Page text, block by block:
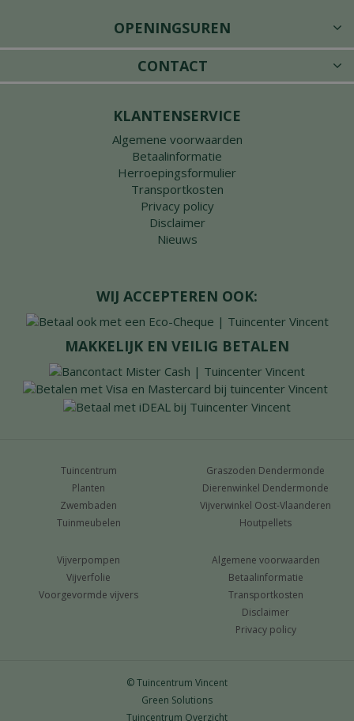
OPENINGSUREN
CONTACT
KLANTENSERVICE
Algemene voorwaarden
Betaalinformatie
Herroepingsformulier
Transportkosten
Privacy policy
Disclaimer
Nieuws
WIJ ACCEPTEREN OOK:
MAKKELIJK EN VEILIG BETALEN
Tuincentrum
Planten
Zwembaden
Tuinmeubelen
Graszoden Dendermonde
Dierenwinkel Dendermonde
Vijverwinkel Oost-Vlaanderen
Houtpellets
Vijverpompen
Vijverfolie
Voorgevormde vijvers
Algemene voorwaarden
Betaalinformatie
Transportkosten
Disclaimer
Privacy policy
© Tuincentrum Vincent
Green Solutions
Tuincentrum Overzicht